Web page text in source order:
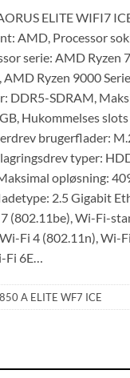
ELITE WIFI7
AMD, Processor
serie: AMD Ryzen
AMD Ryzen 9000
DDR5-SDRAM,
Hukommelses
brugerflader:
typer:
opløsning:
2.5 Gigabit
(802.11be), Wi-Fi-
Fi 4 (802.11n), Wi-
Fi 6E…
A ELITE WF7 ICE